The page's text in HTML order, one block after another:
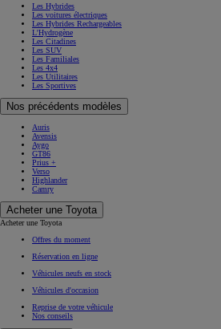
Les Hybrides
Les voitures électriques
Les Hybrides Rechargeables
L'Hydrogène
Les Citadines
Les SUV
Les Familiales
Les 4x4
Les Utilitaires
Les Sportives
Nos précédents modèles
Auris
Avensis
Aygo
GT86
Prius +
Verso
Highlander
Camry
Acheter une Toyota
Acheter une Toyota
Offres du moment
Réservation en ligne
Véhicules neufs en stock
Véhicules d'occasion
Reprise de votre véhicule
Nos conseils